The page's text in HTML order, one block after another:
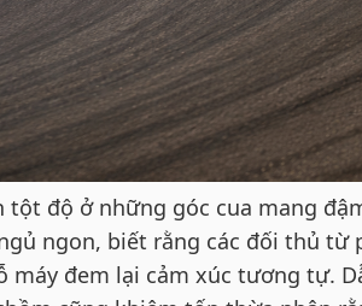
độ ở những góc cua mang
ngon, biết rằng các đối thủ từ
đem lại cảm xúc tương tự.